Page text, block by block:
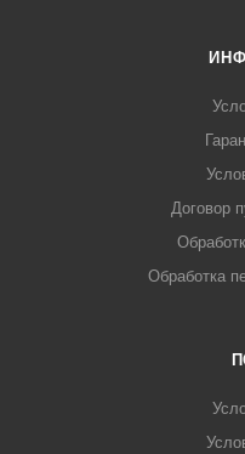
Договор
Обработка